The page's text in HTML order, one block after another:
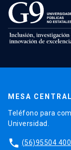
MESA CENTRAL
Teléfono para
Universidad.
phone (56)95504